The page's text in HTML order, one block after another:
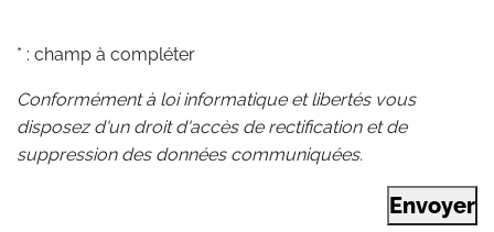
* : champ à compléter
Conformément à loi informatique et libertés vous
disposez d'un droit d'accès de rectification et de
suppression des données communiquées.
Envoyer